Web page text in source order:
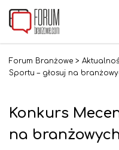
Forum Branżowe >
Sportu – głosuj na
Konkurs
na